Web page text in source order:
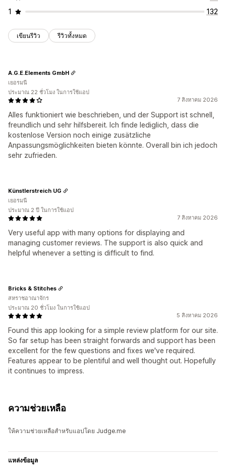
1
132
เขียนรีวิว รีวิวทั้งหมด
7 สิงหาคม 2026
Alles funktioniert wie beschrieben, und der Support ist schnell,
freundlich und sehr hilfsbereit. Ich finde lediglich, dass die
kostenlose Version noch einige zusätzliche
Anpassungsmöglichkeiten bieten könnte. Overall bin ich jedoch
sehr zufrieden.
A.G.E.Elements GmbH
เยอรมนี
ประมาณ 22 ชั่วโมง ในการใช้แอป
7 สิงหาคม 2026
Very useful app with many options for displaying and
managing customer reviews. The support is also quick and
helpful whenever a setting is difficult to find.
Künstlerstreich UG
เยอรมนี
ประมาณ 2 ปี ในการใช้แอป
5 สิงหาคม 2026
Found this app looking for a simple review platform for our site.
So far setup has been straight forwards and support has been
excellent for the few questions and fixes we've required.
Features appear to be plentiful and well thought out. Hopefully
it continues to impress.
Bricks & Stitches
สหราชอาณาจักร
ประมาณ 20 ชั่วโมง ในการใช้แอป
ความช่วยเหลือ
ให้ความช่วยเหลือสำหรับแอปโดย Judge.me
แหล่งข้อมูล